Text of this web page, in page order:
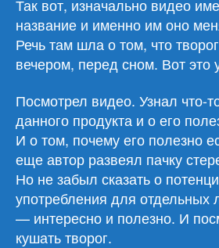
Так вот, изначально видео
название и именно им оно
Речь там шла о том, что
вечером, перед сном. Вот это
Посмотрел видео. Узнал что-
данного продукта и о его
И о том, почему его полезно
еще автор развеял пачку
Но не забыл сказать о
употребления для
— интересно и полезно. И
кушать творог.